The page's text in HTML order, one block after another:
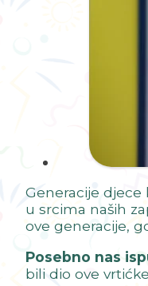
Generacije
u srcima naših
ove generacije,
Posebno nas
bili dio ove